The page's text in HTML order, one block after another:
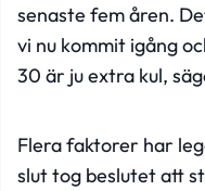
senaste fem åren.
vi nu kommit igång
30 är ju extra kul,
Flera faktorer har
slut tog beslutet att